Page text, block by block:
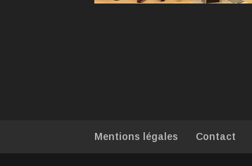
Mentions légales Contact